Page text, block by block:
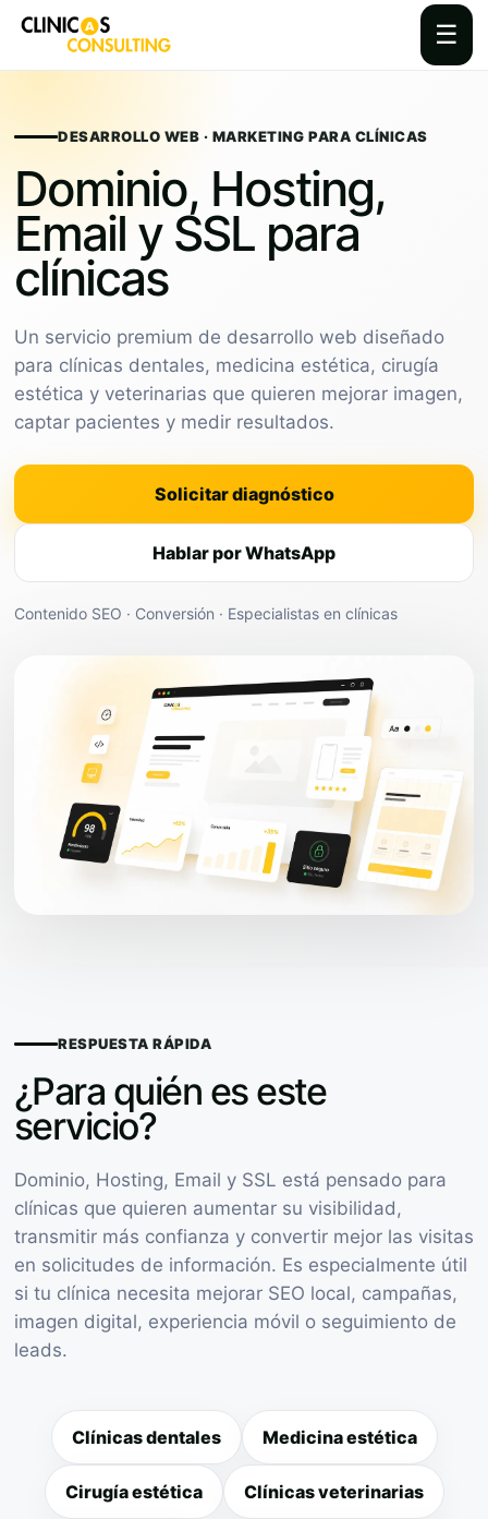
☰
contentDESARROLLO WEB · MARKETING PARA CLÍNICAS
Dominio, Hosting,
Email y SSL para
clínicas
Un servicio premium de desarrollo web diseñado
para clínicas dentales, medicina estética, cirugía
estética y veterinarias que quieren mejorar imagen,
captar pacientes y medir resultados.
Solicitar diagnóstico
Hablar por WhatsApp
Contenido SEO · Conversión · Especialistas en clínicas
RESPUESTA RÁPIDA
¿Para quién es este
servicio?
Dominio, Hosting, Email y SSL está pensado para
clínicas que quieren aumentar su visibilidad,
transmitir más confianza y convertir mejor las visitas
en solicitudes de información. Es especialmente útil
si tu clínica necesita mejorar SEO local, campañas,
imagen digital, experiencia móvil o seguimiento de
leads.
Clínicas dentales Medicina estética
Cirugía estética Clínicas veterinarias